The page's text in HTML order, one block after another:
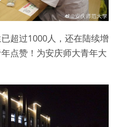
超过1000人，还在陆续增
点赞！为安庆师大青年大